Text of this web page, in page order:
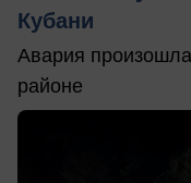
Кубани
Авария
районе